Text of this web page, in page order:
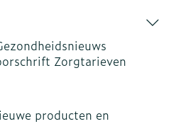
Zorgtarieven
producten en